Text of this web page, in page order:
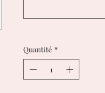
Quantité *